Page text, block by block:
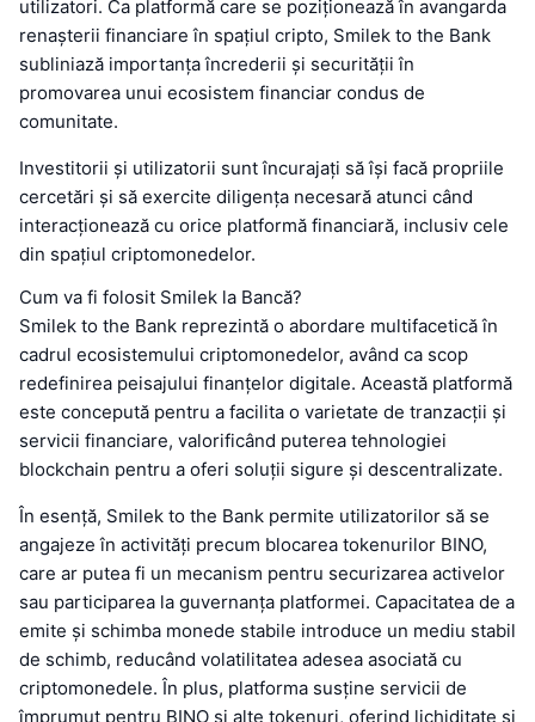
utilizatori. Ca platformă care se poziționează în avangarda
renașterii financiare în spațiul cripto, Smilek to the Bank
subliniază importanța încrederii și securității în
promovarea unui ecosistem financiar condus de
comunitate.
Investitorii și utilizatorii sunt încurajați să își facă propriile
cercetări și să exercite diligența necesară atunci când
interacționează cu orice platformă financiară, inclusiv cele
din spațiul criptomonedelor.
Cum va fi folosit Smilek la Bancă?
Smilek to the Bank reprezintă o abordare multifacetică în
cadrul ecosistemului criptomonedelor, având ca scop
redefinirea peisajului finanțelor digitale. Această platformă
este concepută pentru a facilita o varietate de tranzacții și
servicii financiare, valorificând puterea tehnologiei
blockchain pentru a oferi soluții sigure și descentralizate.
În esență, Smilek to the Bank permite utilizatorilor să se
angajeze în activități precum blocarea tokenurilor BINO,
care ar putea fi un mecanism pentru securizarea activelor
sau participarea la guvernanța platformei. Capacitatea de a
emite și schimba monede stabile introduce un mediu stabil
de schimb, reducând volatilitatea adesea asociată cu
criptomonedele. În plus, platforma susține servicii de
împrumut pentru BINO și alte tokenuri, oferind lichiditate și